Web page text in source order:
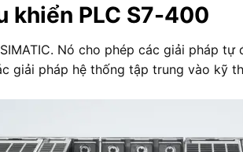
khiển PLC S7-400
Nó cho phép các giải pháp
giải pháp hệ thống tập trung vào kỹ